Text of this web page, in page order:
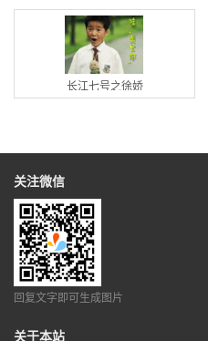
长江七号之徐娇
关注微信
回复文字即可生成图片
关于本站